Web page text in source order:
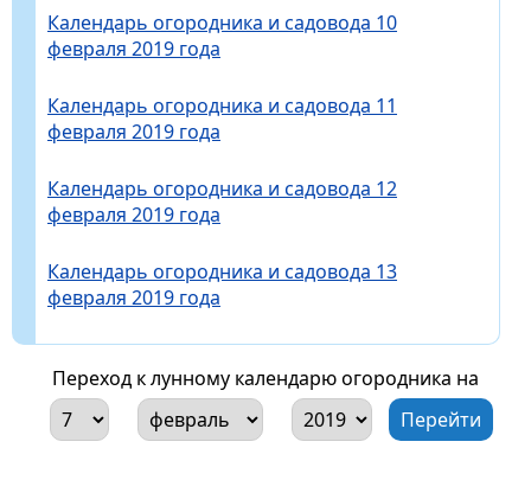
Календарь огородника и садовода 10
февраля 2019 года
Календарь огородника и садовода 11
февраля 2019 года
Календарь огородника и садовода 12
февраля 2019 года
Календарь огородника и садовода 13
февраля 2019 года
Переход к лунному календарю огородника на